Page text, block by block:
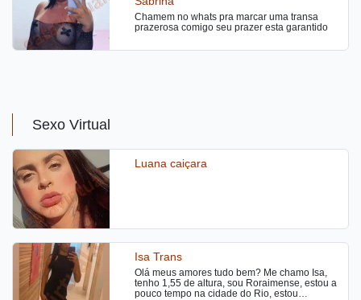
Chamem no whats pra marcar uma transa
prazerosa comigo seu prazer esta garantido
Sexo Virtual
Luana caiçara
Isa Trans
Olá meus amores tudo bem? Me chamo Isa,
tenho 1,55 de altura, sou Roraimense, estou a
pouco tempo na cidade do Rio, estou